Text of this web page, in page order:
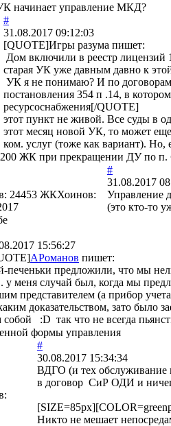
начинает управление МКД?
#
31.08.2017 09:12:03
[QUOTE]Игры разума пишет:
Дом включили в реестр лицензий
старая УК уже давным давно к
УК я не понимаю? И по
постановления 354 п .14, в
ресурсоснабжения[/QUOTE]
этот пункт не живой. Все суды в
этот месяц новой УК, то может
ком. услуг (тоже как вариант). Но,
ЖК при прекращении ДУ по п.
24453 ЖКХоинов:
#
31.08.2017
Управление
(это кто-то
15:56:27
АРоманов пишет:
печеньки предложили, что мы
у меня случай был, когда мы
представителем (а прибор
доказательством, зато было
собой :D так что не всегда
формы управления
#
30.08.2017 15:34:34
ВДГО (и тех обслуживание
в договор СиР ОДИ и
Никто не мешает